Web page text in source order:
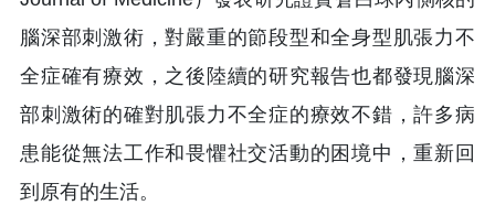
腦深部刺激術，對嚴重的節段型和全身型肌張力不
全症確有療效，之後陸續的研究報告也都發現腦深
部刺激術的確對肌張力不全症的療效不錯，許多病
患能從無法工作和畏懼社交活動的困境中，重新回
到原有的生活。